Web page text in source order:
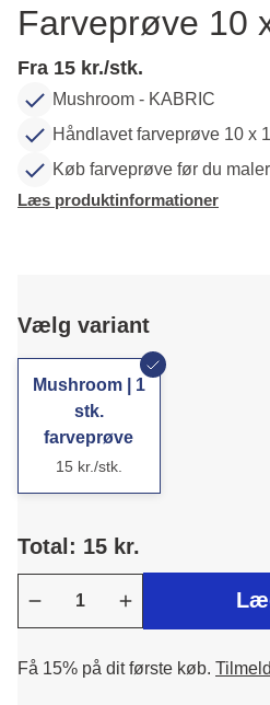
Farveprøve 10
Fra 15 kr./stk.
Mushroom - KABRIC
Håndlavet farveprøve 10 x
Køb farveprøve før du maler
Læs produktinformationer
Vælg variant
Mushroom | 1
stk.
farveprøve
15 kr./stk.
Total: 15 kr.
Få 15% på dit første køb.